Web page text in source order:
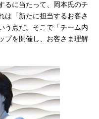
るに当たって、岡本氏のチ
は「新たに担当するお客さ
う点だ。そこで「チーム内
プを開催し、お客さま理解